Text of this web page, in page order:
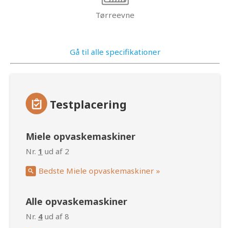
Tørreevne
Gå til alle specifikationer
Testplacering
Miele opvaskemaskiner
Nr. 1 ud af 2
Bedste Miele opvaskemaskiner »
Alle opvaskemaskiner
Nr. 4 ud af 8